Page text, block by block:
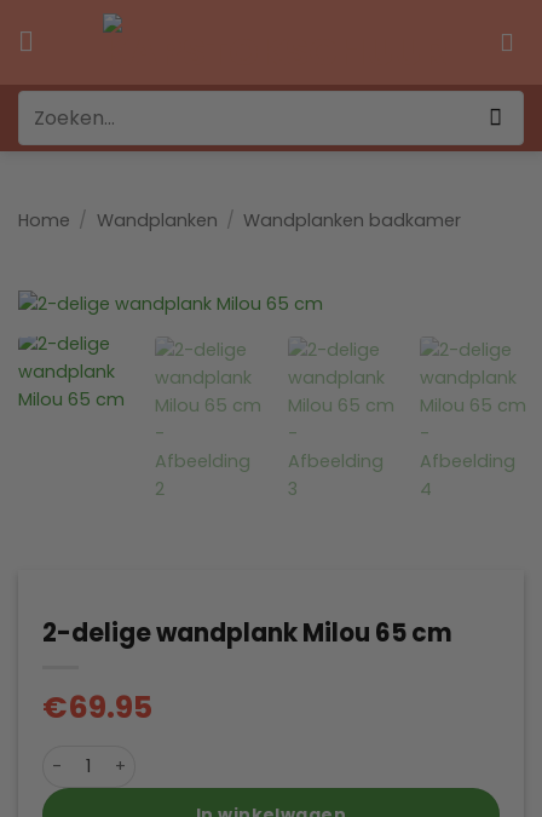
naar
naar:
Home / Wandplanken / Wandplanken badkamer
2-delige wandplank Milou 65 cm
€69.95
2-delige wandplank Milou 65 cm aantal